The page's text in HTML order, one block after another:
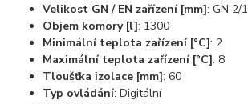
Velikost GN / EN zařízení [mm]: GN 2/1
Objem komory [l]: 1300
Minimální teplota zařízení [°C]: 2
Maximální teplota zařízení [°C]: 8
Tloušťka izolace [mm]: 60
Typ ovládání: Digitální